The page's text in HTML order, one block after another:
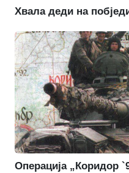
Хвала деди на
Операција „Коридор